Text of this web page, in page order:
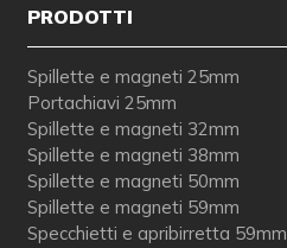
PRODOTTI
Spillette e magneti 25mm
Portachiavi 25mm
Spillette e magneti 32mm
Spillette e magneti 38mm
Spillette e magneti 50mm
Spillette e magneti 59mm
Specchietti e apribirretta 59mm